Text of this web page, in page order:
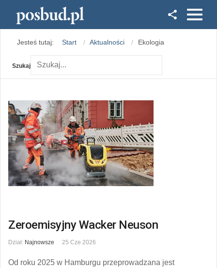
Instagram
Jesteś tutaj: Start Aktualności Ekologia
Szukaj
Zeroemisyjny Wacker Neuson
Dział: Najnowsze 25 Cze 2026
Od roku 2025 w Hamburgu przeprowadzana jest